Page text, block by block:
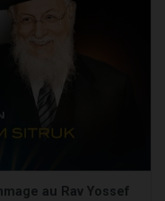
au Rav Yossef